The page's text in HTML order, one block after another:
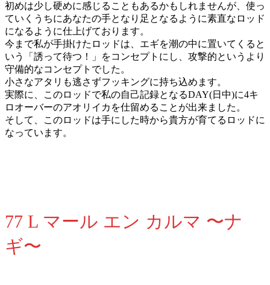
初めは少し硬めに感じることもあるかもしれませんが、使っ
ていくうちにあなたの手となり足となるように素直なロッド
になるように仕上げております。
今まで私が手掛けたロッドは、エギを潮の中に置いてくると
いう「誘って待つ！」をコンセプトにし、攻撃的というより
守備的なコンセプトでした。
小さなアタリも逃さずフッキングに持ち込めます。
実際に、このロッドで私の自己記録となるDAY(日中)に4キ
ロオーバーのアオリイカを仕留めることが出来ました。
そして、このロッドは手にした時から貴方が育てるロッドに
なっています。
77 L マール エン カルマ 〜ナ
ギ〜